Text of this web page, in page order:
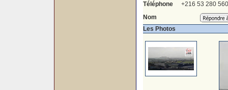
Téléphone
+216 53 280 560
Nom
Les Photos